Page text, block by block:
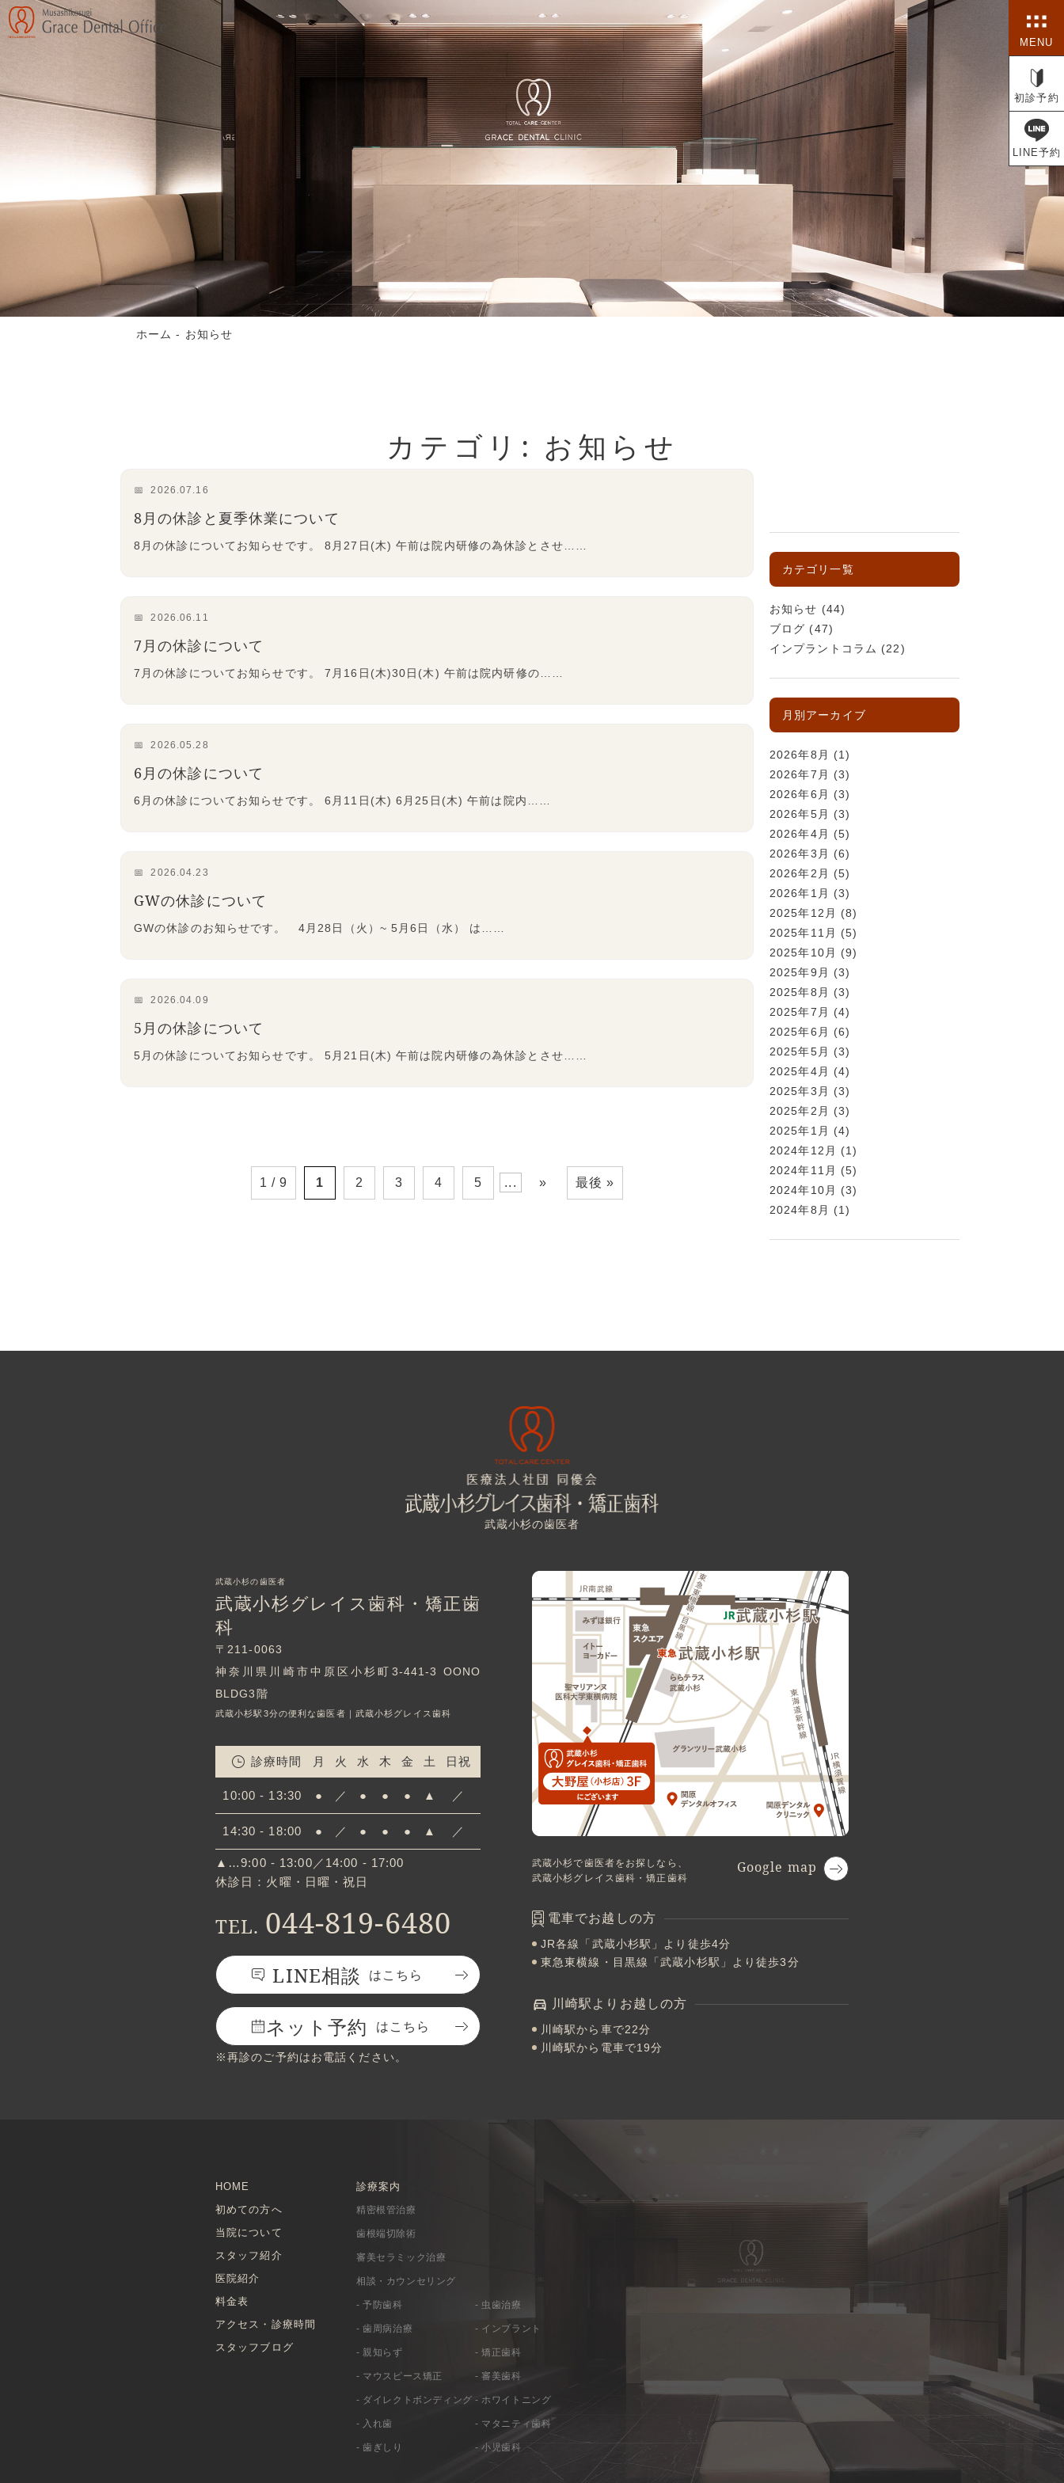
MENU
初診予約
LINE予約
ホーム - お知らせ
カテゴリ: お知らせ
2026.07.16
8月の休診と夏季休業について
8月の休診についてお知らせです。 8月27日(木) 午前は院内研修の為休診とさせ……
2026.06.11
7月の休診について
7月の休診についてお知らせです。 7月16日(木)30日(木) 午前は院内研修の……
2026.05.28
6月の休診について
6月の休診についてお知らせです。 6月11日(木) 6月25日(木) 午前は院内……
2026.04.23
GWの休診について
GWの休診のお知らせです。 4月28日（火）~ 5月6日（水） は……
2026.04.09
5月の休診について
5月の休診についてお知らせです。 5月21日(木) 午前は院内研修の為休診とさせ……
1 / 9 1 2 3 4 5 ... » 最後 »
カテゴリ一覧
お知らせ (44)
ブログ (47)
インプラントコラム (22)
月別アーカイブ
2026年8月
(1)
2026年7月
(3)
2026年6月
(3)
2026年5月
(3)
2026年4月
(5)
2026年3月
(6)
2026年2月
(5)
2026年1月
(3)
2025年12月
(8)
2025年11月
(5)
2025年10月
(9)
2025年9月
(3)
2025年8月
(3)
2025年7月
(4)
2025年6月
(6)
2025年5月
(3)
2025年4月
(4)
2025年3月
(3)
2025年2月
(3)
2025年1月
(4)
2024年12月
(1)
2024年11月
(5)
2024年10月
(3)
2024年8月
(1)
武蔵小杉の歯医者
武蔵小杉の歯医者
武蔵小杉グレイス歯科・矯正歯
科
〒211-0063
神奈川県川崎市中原区小杉町3-441-3 OONO
BLDG3階
武蔵小杉駅3分の便利な歯医者｜武蔵小杉グレイス歯科
診療時間 月 火 水 木 金 土 日祝
10:00 - 13:30 ● ／ ● ● ● ▲ ／
14:30 - 18:00 ● ／ ● ● ● ▲ ／
▲…9:00 - 13:00／14:00 - 17:00
休診日：火曜・日曜・祝日
TEL. 044-819-6480
LINE相談 はこちら
ネット予約 はこちら
※再診のご予約はお電話ください。
Google map
武蔵小杉で歯医者をお探しなら、
武蔵小杉グレイス歯科・矯正歯科
電車でお越しの方
JR各線「武蔵小杉駅」より徒歩4分
東急東横線・目黒線「武蔵小杉駅」より徒歩3分
川崎駅よりお越しの方
川崎駅から車で22分
川崎駅から電車で19分
HOME
初めての方へ
当院について
スタッフ紹介
医院紹介
料金表
アクセス・診療時間
スタッフブログ
診療案内
精密根管治療
歯根端切除術
審美セラミック治療
相談・カウンセリング
- 予防歯科 - 虫歯治療
- 歯周病治療 - インプラント
- 親知らず - 矯正歯科
- マウスピース矯正 - 審美歯科
- ダイレクトボンディング - ホワイトニング
- 入れ歯 - マタニティ歯科
- 歯ぎしり - 小児歯科